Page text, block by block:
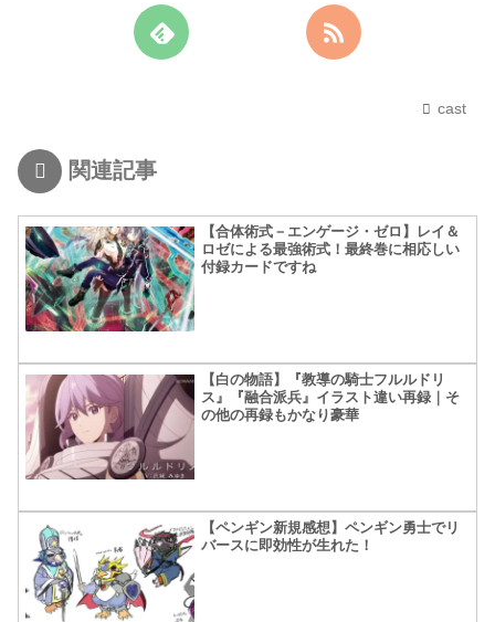
cast
関連記事
【合体術式－エンゲージ・ゼロ】レイ＆
ロゼによる最強術式！最終巻に相応しい
付録カードですね
【白の物語】『教導の騎士フルルドリ
ス』『融合派兵』イラスト違い再録｜そ
の他の再録もかなり豪華
【ペンギン新規感想】ペンギン勇士でリ
バースに即効性が生れた！